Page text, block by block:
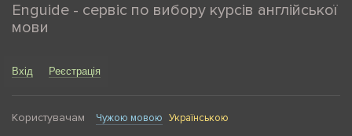
Enguide - сервіс по вибору курсів англійської
мови
Вхід Реєстрація
Користувачам Чужою мовою Українською